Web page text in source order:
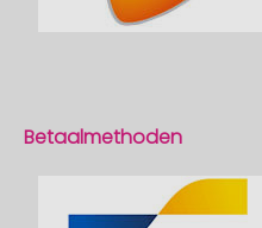
Betaalmethoden